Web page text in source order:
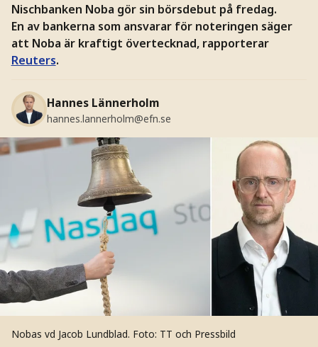
Nischbanken Noba gör sin börsdebut på fredag.
En av bankerna som ansvarar för noteringen säger
att Noba är kraftigt övertecknad, rapporterar
Reuters.
Hannes Lännerholm
hannes.lannerholm@efn.se
Nobas vd Jacob Lundblad. Foto: TT och Pressbild